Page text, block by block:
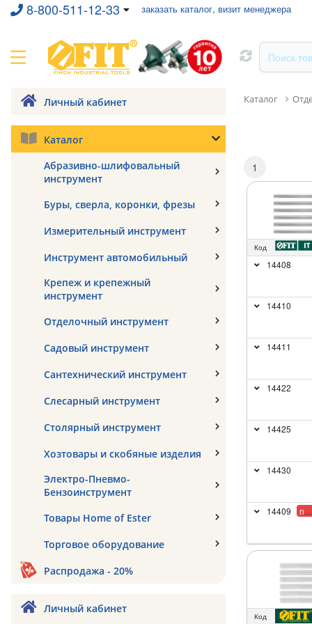
8-800-511-12-33 заказать каталог, визит менеджера
Личный кабинет
Каталог
Абразивно-шлифовальный
инструмент
Буры, сверла, коронки, фрезы
Измерительный инструмент
Инструмент автомобильный
Крепеж и крепежный
инструмент
Отделочный инструмент
Садовый инструмент
Сантехнический инструмент
Слесарный инструмент
Столярный инструмент
Хозтовары и скобяные изделия
Электро-Пневмо-
Бензоинструмент
Товары Home of Ester
Торговое оборудование
Распродажа - 20%
Личный кабинет
Каталог
1
Код
14408
14410
14411
14422
14425
14430
14409 new
Код